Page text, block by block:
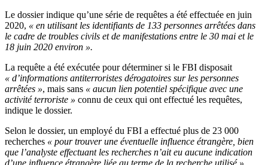
Le dossier indique qu’une série de requêtes a été effectuée en juin
2020, « en utilisant les identifiants de 133 personnes arrêtées dans
le cadre de troubles civils et de manifestations entre le 30 mai et le
18 juin 2020 environ ».
La requête a été exécutée pour déterminer si le FBI disposait
« d’informations antiterroristes dérogatoires sur les personnes
arrêtées », mais sans « aucun lien potentiel spécifique avec une
activité terroriste » connu de ceux qui ont effectué les requêtes,
indique le dossier.
Selon le dossier, un employé du FBI a effectué plus de 23 000
recherches « pour trouver une éventuelle influence étrangère, bien
que l’analyste effectuant les recherches n’ait eu aucune indication
d’une influence étrangère liée au terme de la recherche utilisé ».